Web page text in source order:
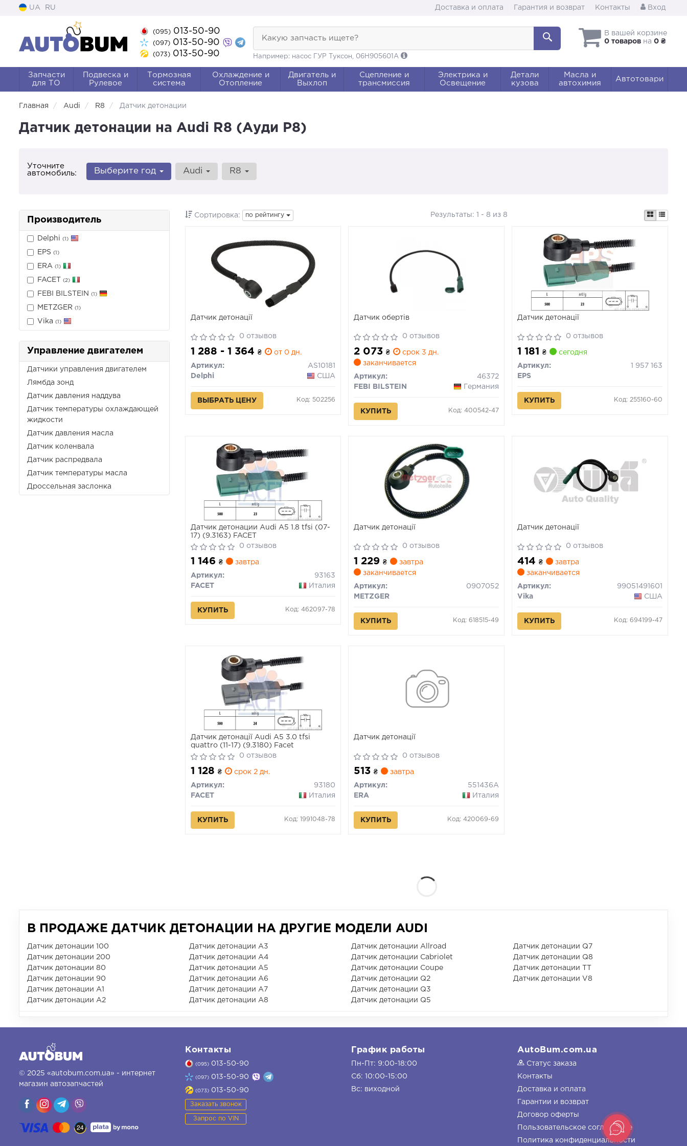
UA RU Доставка и оплата Гарантия и возврат Контакты Вход
(095)013-50-90
(097)013-50-90
(073)013-50-90
В вашей корзине
0 товаров на 0 ₴
Какую запчасть ищете?
Например: насос ГУР Туксон, 06H905601A
Запчасти
для ТО
Подвеска и
Рулевое
Тормозная
система
Охлаждение и
Отопление
Двигатель и
Выхлоп
Сцепление и
трансмиссия
Электрика и
Освещение
Детали
кузова
Масла и
автохимия
Автотовари
Главная Audi R8 Датчик детонации
Датчик детонации на Audi R8 (Ауди Р8)
Уточните
автомобиль:
Выберите год Audi R8
Производитель
Delphi (1)
EPS (1)
ERA (1)
FACET (2)
FEBI BILSTEIN (1)
METZGER (1)
Vika (1)
Управление двигателем
Датчики управления двигателем
Лямбда зонд
Датчик давления наддува
Датчик температуры охлаждающей
жидкости
Датчик давления масла
Датчик коленвала
Датчик распредвала
Датчик температуры масла
Дроссельная заслонка
Сортировка: по рейтингу Результаты: 1 - 8 из 8
Датчик детонації
0 отзывов
1 288 - 1 364 ₴ от 0 дн.
Артикул:
AS10181
Delphi
США
ВЫБРАТЬ ЦЕНУ Код: 502256
Датчик обертів
0 отзывов
2 073₴
срок 3 дн.
заканчивается
Артикул:
46372
FEBI BILSTEIN
Германия
КУПИТЬ Код: 400542-47
Датчик детонації
0 отзывов
1 181₴ сегодня
Артикул:
1 957 163
EPS
КУПИТЬ Код: 255160-60
Датчик детонации Audi A5 1.8 tfsi (07-
17) (9.3163) FACET
0 отзывов
1 146 ₴ завтра
Артикул:
93163
FACET
Италия
КУПИТЬ Код: 462097-78
Датчик детонації
0 отзывов
1 229₴
завтра
заканчивается
Артикул:
0907052
METZGER
КУПИТЬ Код: 618515-49
Датчик детонації
0 отзывов
414₴
завтра
заканчивается
Артикул:
99051491601
Vika
США
КУПИТЬ Код: 694199-47
Датчик детонації Audi A5 3.0 tfsi
quattro (11-17) (9.3180) Facet
0 отзывов
1 128 ₴ срок 2 дн.
Артикул:
93180
FACET
Италия
КУПИТЬ Код: 1991048-78
Датчик детонації
0 отзывов
513₴ завтра
Артикул:
551436A
ERA
Италия
КУПИТЬ Код: 420069-69
В ПРОДАЖЕ ДАТЧИК ДЕТОНАЦИИ НА ДРУГИЕ МОДЕЛИ AUDI
Датчик детонации 100
Датчик детонации 200
Датчик детонации 80
Датчик детонации 90
Датчик детонации A1
Датчик детонации A2
Датчик детонации A3
Датчик детонации A4
Датчик детонации A5
Датчик детонации A6
Датчик детонации A7
Датчик детонации A8
Датчик детонации Allroad
Датчик детонации Cabriolet
Датчик детонации Coupe
Датчик детонации Q2
Датчик детонации Q3
Датчик детонации Q5
Датчик детонации Q7
Датчик детонации Q8
Датчик детонации TT
Датчик детонации V8
© 2025 «autobum.com.ua» - интернет
магазин автозапчастей
Контакты
(095) 013-50-90
(097) 013-50-90
(073) 013-50-90
Заказать звонок
Запрос по VIN
График работы
Пн-Пт: 9:00-18:00
Сб: 10:00-15:00
Вс: виходной
AutoBum.com.ua
Статус заказа
Контакты
Доставка и оплата
Гарантии и возврат
Договор оферты
Пользовательское соглашение
Политика конфиденциальности